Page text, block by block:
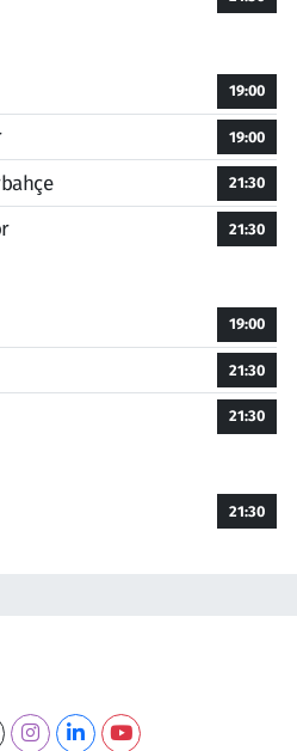
19:00
19:00
21:30
21:30
19:00
21:30
21:30
21:30